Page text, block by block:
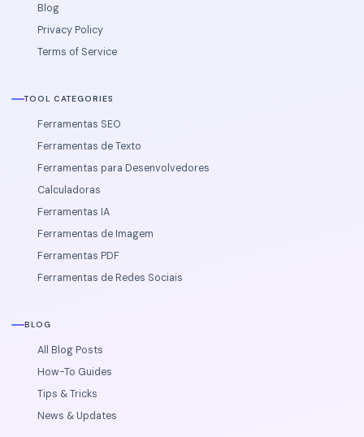
Blog
Privacy Policy
Terms of Service
TOOL CATEGORIES
Ferramentas SEO
Ferramentas de Texto
Ferramentas para Desenvolvedores
Calculadoras
Ferramentas IA
Ferramentas de Imagem
Ferramentas PDF
Ferramentas de Redes Sociais
BLOG
All Blog Posts
How-To Guides
Tips & Tricks
News & Updates